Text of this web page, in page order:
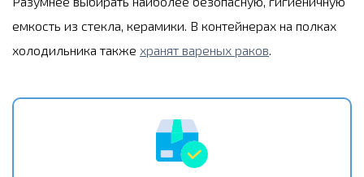
емкость из стекла, керамики. В контейнерах на полках
холодильника также хранят вареных раков.